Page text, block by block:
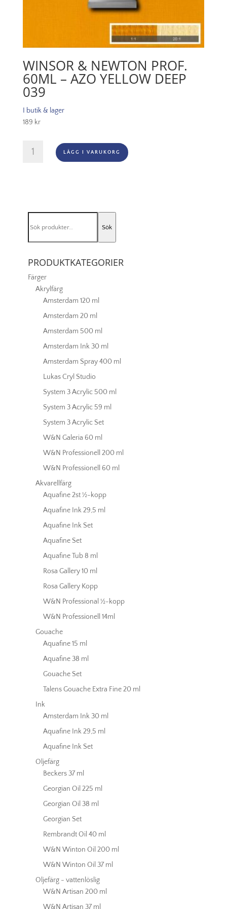
WINSOR & NEWTON PROF.
60ML – AZO YELLOW DEEP
039
I butik & lager
189 kr
Azo
Yellow
mängd
LÄGG I VARUKORG
efter:
Sök
PRODUKTKATEGORIER
Färger
Akrylfärg
Amsterdam 120 ml
Amsterdam 20 ml
Amsterdam 500 ml
Amsterdam Ink 30 ml
Amsterdam Spray 400 ml
Lukas Cryl Studio
System 3 Acrylic 500 ml
System 3 Acrylic 59 ml
System 3 Acrylic Set
W&N Galeria 60 ml
W&N Professionell 200 ml
W&N Professionell 60 ml
Akvarellfärg
Aquafine 2st ½-kopp
Aquafine Ink 29,5 ml
Aquafine Ink Set
Aquafine Set
Aquafine Tub 8 ml
Rosa Gallery 10 ml
Rosa Gallery Kopp
W&N Professional ½-kopp
W&N Professionell 14ml
Gouache
Aquafine 15 ml
Aquafine 38 ml
Gouache Set
Talens Gouache Extra Fine 20 ml
Ink
Amsterdam Ink 30 ml
Aquafine Ink 29,5 ml
Aquafine Ink Set
Oljefärg
Beckers 37 ml
Georgian Oil 225 ml
Georgian Oil 38 ml
Georgian Set
Rembrandt Oil 40 ml
W&N Winton Oil 200 ml
W&N Winton Oil 37 ml
Oljefärg - vattenlöslig
W&N Artisan 200 ml
W&N Artisan 37 ml